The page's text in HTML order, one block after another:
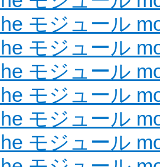
モジュール
モジュール
モジュール
モジュール
モジュール
モジュール